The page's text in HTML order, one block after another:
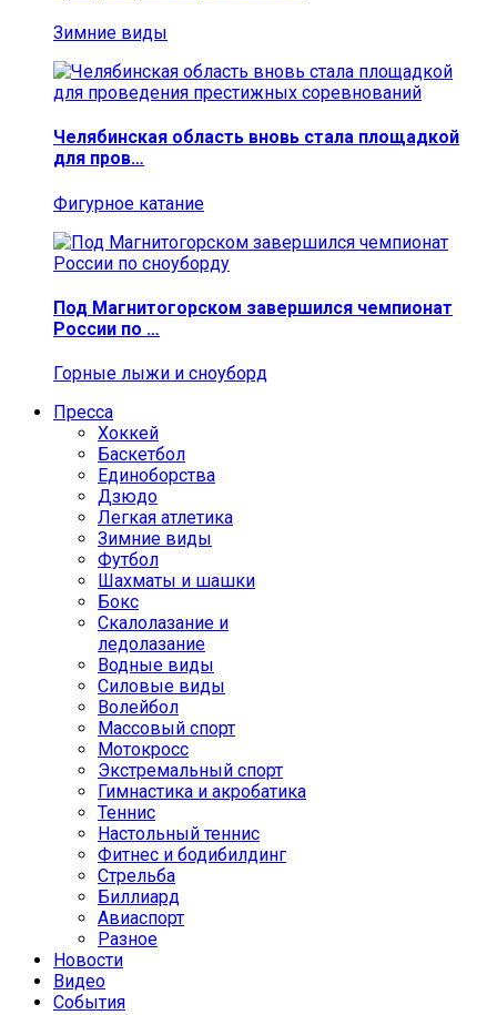
Зимние виды
Челябинская область вновь стала площадкой
для пров…
Фигурное катание
Под Магнитогорском завершился чемпионат
России по …
Горные лыжи и сноуборд
Пресса
Хоккей
Баскетбол
Единоборства
Дзюдо
Легкая атлетика
Зимние виды
Футбол
Шахматы и шашки
Бокс
Скалолазание и
ледолазание
Водные виды
Силовые виды
Волейбол
Массовый спорт
Мотокросс
Экстремальный спорт
Гимнастика и акробатика
Теннис
Настольный теннис
Фитнес и бодибилдинг
Стрельба
Биллиард
Авиаспорт
Разное
Новости
Видео
События